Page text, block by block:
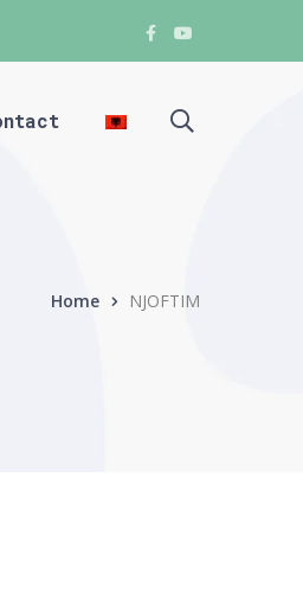
Facebook
FacebookFacebook
Home NJOFTIM